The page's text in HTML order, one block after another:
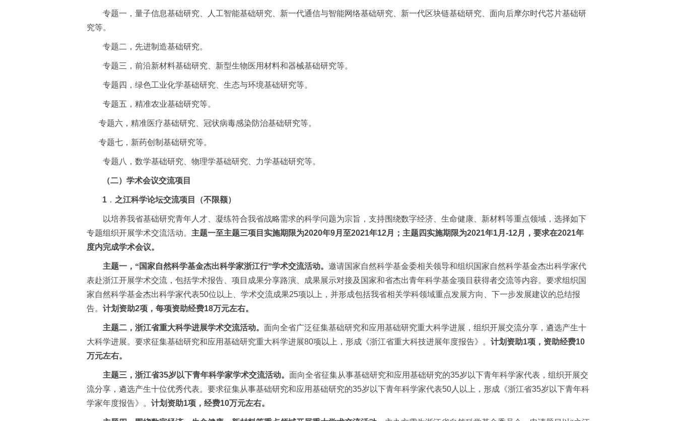
专题一，量子信息基础研究、人工智能基础研究、新一代通信与智能网络基础研究、新一代区块链基础研究、面向后摩尔时代芯片基础研
究等。
专题二，先进制造基础研究。
专题三，前沿新材料基础研究、新型生物医用材料和器械基础研究等。
专题四，绿色工业化学基础研究、生态与环境基础研究等。
专题五，精准农业基础研究等。
专题六，精准医疗基础研究、冠状病毒感染防治基础研究等。
专题七，新药创制基础研究等。
专题八，数学基础研究、物理学基础研究、力学基础研究等。
（二）学术会议交流项目
1 ． 之江科学论坛交流项目（不限额）
以培养我省基础研究青年人才、凝练符合我省战略需求的科学问题为宗旨，支持围绕数字经济、生命健康、新材料等重点领域，选择如下
专题组织开展学术交流活动。 主题一至主题三项目实施期限为2020年9月至2021年12月；主题四实施期限为2021年1月 -12月，要求在2021年
度内完成学术会议。
主题一，“国家自然科学基金杰出科学家浙江行”学术交流活动。邀请国家自然科学基金委相关领导和组织国家自然科学基金杰出科学家代
表赴浙江开展学术交流，包括学术报告、项目成果分享路演、成果展示对接及国家和省杰出青年科学基金项目获得者交流等内容。要求组织国
家自然科学基金杰出科学家代表50位以上、学术交流成果25项以上，并形成包括我省相关学科领域重点发展方向、下一步发展建议的总结报
告。 计划资助2项，每项资助经费18万元左右。
主题二，浙江省重大科学进展学术交流活动。面向全省广泛征集基础研究和应用基础研究重大科学进展，组织开展交流分享，遴选产生十
大科学进展。要求征集基础研究和应用基础研究重大科学进展80项以上，形成《浙江省重大科技进展年度报告》。 计划资助1项，资助经费10
万元左右。
主题三，浙江省35岁以下青年科学家学术交流活动。面向全省征集从事基础研究和应用基础研究的35岁以下青年科学家代表，组织开展交
流分享，遴选产生十位优秀代表。要求征集从事基础研究和应用基础研究的35岁以下青年科学家代表50 人以上，形成《浙江省35岁以下青年科
学家年度报告》。 计划资助1项，经费10万元左右。